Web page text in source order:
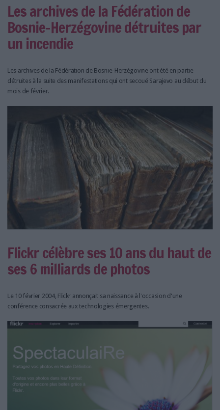
Les archives de la Fédération de
Bosnie-Herzégovine détruites par
un incendie
Les archives de la Fédération de Bosnie-Herzégovine ont été en partie
détruites à la suite des manifestations qui ont secoué Sarajevo au début du
mois de février.
Flickr célèbre ses 10 ans du haut de
ses 6 milliards de photos
Le 10 février 2004, Flickr annonçait sa naissance à l'occasion d'une
conférence consacrée aux technologies émergentes.